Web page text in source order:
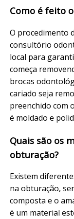
Como é feito
O procedimento
consultório
local para
começa
brocas
cariado seja
preenchido com
é moldado e
Quais são os
obturação?
Existem
na obturação,
composta e o
é um material